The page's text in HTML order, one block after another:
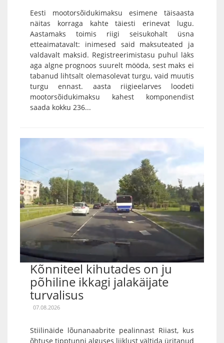
Eesti mootorsõidukimaksu esimene täisaasta
näitas korraga kahte täiesti erinevat lugu.
Aastamaks toimis riigi seisukohalt üsna
etteaimatavalt: inimesed said maksuteated ja
valdavalt maksid. Registreerimistasu puhul läks
aga algne prognoos suurelt mööda, sest maks ei
tabanud lihtsalt olemasolevat turgu, vaid muutis
turgu ennast. aasta riigieelarves loodeti
mootorsõidukimaksu kahest komponendist
saada kokku 236...
Kõnniteel kihutades on ju
põhiline ikkagi jalakäijate
turvalisus
07.08.2026
Stiilinäide lõunanaabrite pealinnast Riiast, kus
õhtuse tipptunni alguses liiklust vältida üritanud